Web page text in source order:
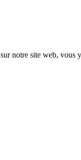
sur notre site web, vous